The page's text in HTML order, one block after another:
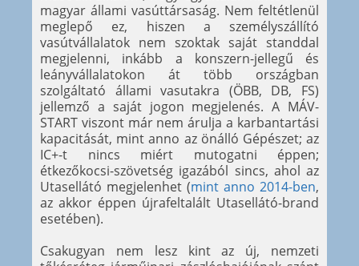
magyar állami vasúttársaság. Nem feltétlenül
meglepő ez, hiszen a személyszállító
vasútvállalatok nem szoktak saját standdal
megjelenni, inkább a konszern-jellegű és
leányvállalatokon át több országban
szolgáltató állami vasutakra (ÖBB, DB, FS)
jellemző a saját jogon megjelenés. A MÁV-
START viszont már nem árulja a karbantartási
kapacitását, mint anno az önálló Gépészet; az
IC+-t nincs miért mutogatni éppen;
étkezőkocsi-szövetség igazából sincs, ahol az
Utasellátó megjelenhet (mint anno 2014-ben,
az akkor éppen újrafeltalált Utasellátó-brand
esetében).
Csakugyan nem lesz kint az új, nemzeti